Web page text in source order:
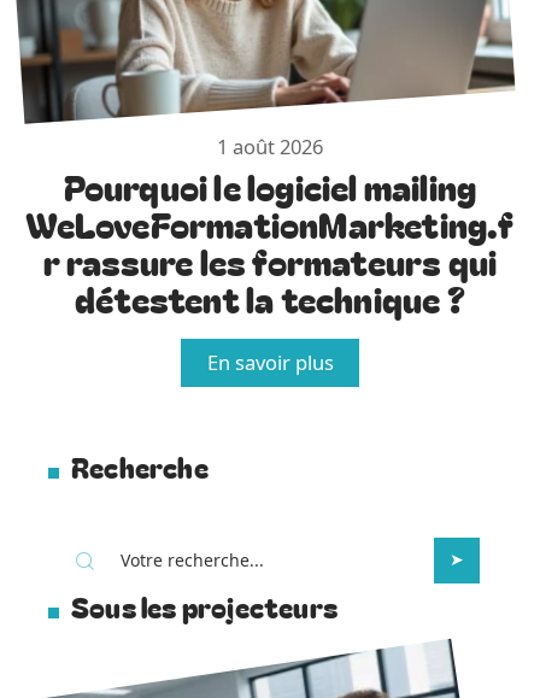
1 août 2026
Pourquoi le logiciel mailing
WeLoveFormationMarketing.f
r rassure les formateurs qui
détestent la technique ?
En savoir plus
Recherche
Sous les projecteurs